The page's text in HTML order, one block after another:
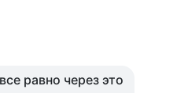
равно через это